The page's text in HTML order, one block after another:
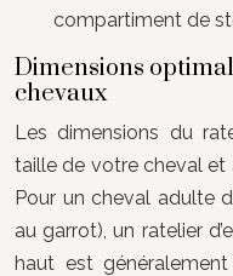
compartiment de
Dimensions
chevaux
Les dimensions du
taille de votre cheval et
Pour un cheval adulte
au garrot), un ratelier
haut est